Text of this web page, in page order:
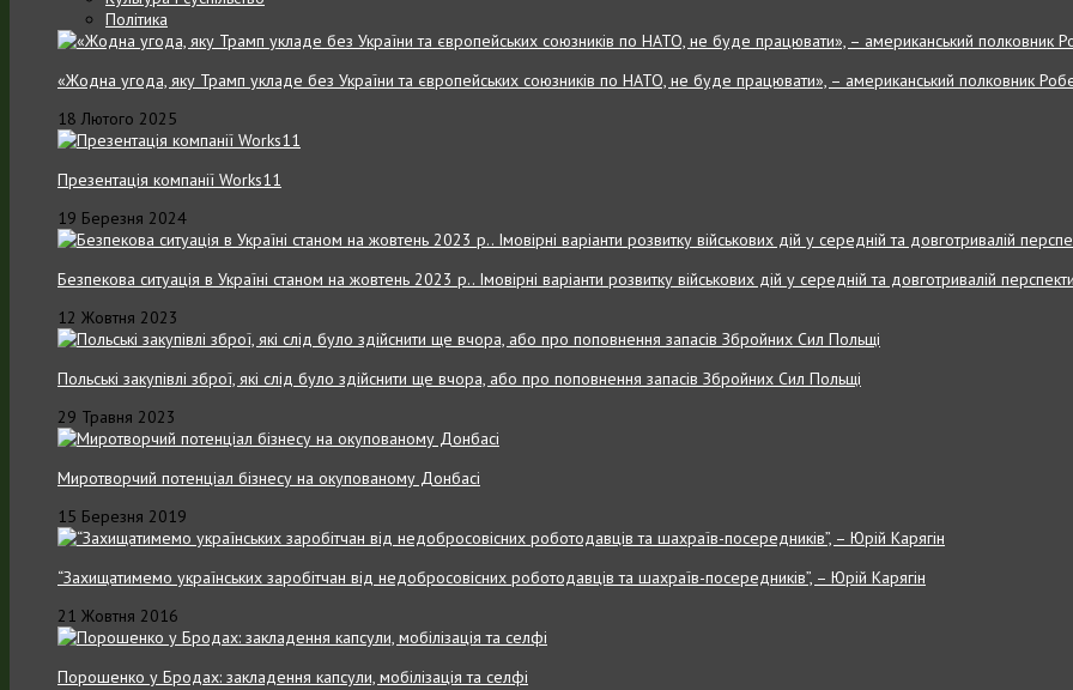
Політика
«Жодна угода, яку Трамп укладе без України та європейських союзників по НАТО, не буде працювати», – американський полковник
18 Лютого 2025
Презентація компанії Works11
19 Березня 2024
Безпекова ситуація в Україні станом на жовтень 2023 р.. Імовірні варіанти розвитку військових дій у середній та довготривалій
12 Жовтня 2023
Польські закупівлі зброї, які слід було здійснити ще вчора, або про поповнення запасів Збройних Cил Польщі
29 Травня 2023
Миротворчий потенціал бізнесу на окупованому Донбасі
15 Березня 2019
“Захищатимемо українських заробітчан від недобросовісних роботодавців та шахраїв-посередників”, – Юрій Карягін
21 Жовтня 2016
Порошенко у Бродах: закладення капсули, мобілізація та селфі